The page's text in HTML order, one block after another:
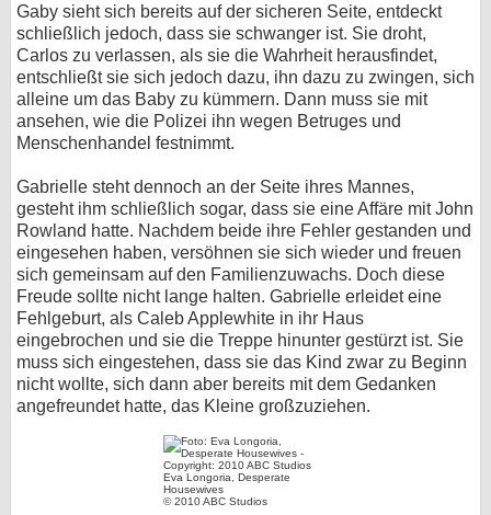
Gaby sieht sich bereits auf der sicheren Seite, entdeckt
schließlich jedoch, dass sie schwanger ist. Sie droht,
Carlos zu verlassen, als sie die Wahrheit herausfindet,
entschließt sie sich jedoch dazu, ihn dazu zu zwingen, sich
alleine um das Baby zu kümmern. Dann muss sie mit
ansehen, wie die Polizei ihn wegen Betruges und
Menschenhandel festnimmt.
Gabrielle steht dennoch an der Seite ihres Mannes,
gesteht ihm schließlich sogar, dass sie eine Affäre mit John
Rowland hatte. Nachdem beide ihre Fehler gestanden und
eingesehen haben, versöhnen sie sich wieder und freuen
sich gemeinsam auf den Familienzuwachs. Doch diese
Freude sollte nicht lange halten. Gabrielle erleidet eine
Fehlgeburt, als Caleb Applewhite in ihr Haus
eingebrochen und sie die Treppe hinunter gestürzt ist. Sie
muss sich eingestehen, dass sie das Kind zwar zu Beginn
nicht wollte, sich dann aber bereits mit dem Gedanken
angefreundet hatte, das Kleine großzuziehen.
Eva Longoria, Desperate
Housewives
© 2010 ABC Studios